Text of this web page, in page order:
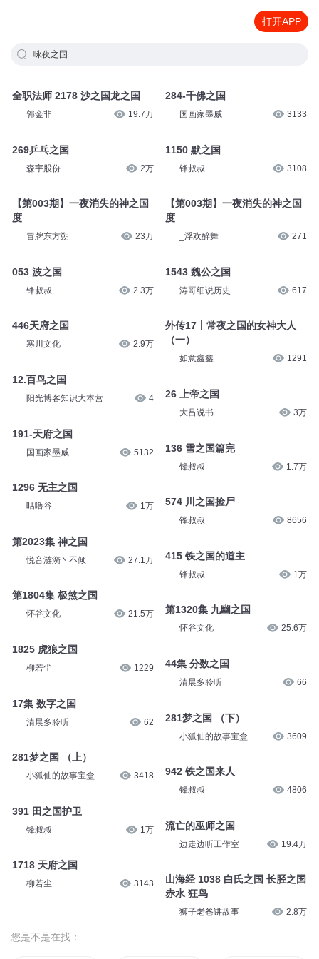
打开APP
咏夜之国
全职法师 2178 沙之国龙之国
郭金非 19.7万
269乒乓之国
森宇股份 2万
【第003期】一夜消失的神之国
度
冒牌东方朔 23万
053 波之国
锋叔叔 2.3万
446天府之国
寒川文化 2.9万
12.百鸟之国
阳光博客知识大本营 4
191-天府之国
国画家墨威 5132
1296 无主之国
咕噜谷 1万
第2023集 神之国
悦音涟漪丶不倾 27.1万
第1804集 极煞之国
怀谷文化 21.5万
1825 虎狼之国
柳若尘 1229
17集 数字之国
清晨多聆听 62
281梦之国 （上）
小狐仙的故事宝盒 3418
391 田之国护卫
锋叔叔 1万
1718 天府之国
柳若尘 3143
284-千佛之国
国画家墨威 3133
1150 默之国
锋叔叔 3108
【第003期】一夜消失的神之国
度
_浮欢醉舞 271
1543 魏公之国
涛哥细说历史 617
外传17丨常夜之国的女神大人
（一）
如意鑫鑫 1291
26 上帝之国
大吕说书 3万
136 雪之国篇完
锋叔叔 1.7万
574 川之国捡尸
锋叔叔 8656
415 铁之国的道主
锋叔叔 1万
第1320集 九幽之国
怀谷文化 25.6万
44集 分数之国
清晨多聆听 66
281梦之国 （下）
小狐仙的故事宝盒 3609
942 铁之国来人
锋叔叔 4806
流亡的巫师之国
边走边听工作室 19.4万
山海经 1038 白氏之国 长胫之国
赤水 狂鸟
狮子老爸讲故事 2.8万
您是不是在找：